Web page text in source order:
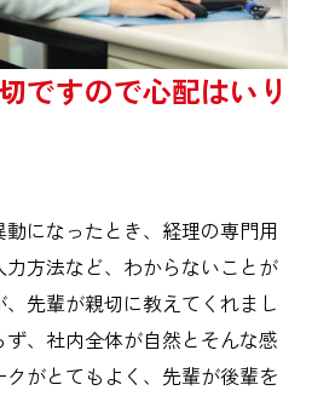
ですので心配はいり
になったとき、経理の専門用
方法など、わからないことが
先輩が親切に教えてくれまし
、社内全体が自然とそんな感
がとてもよく、先輩が後輩を